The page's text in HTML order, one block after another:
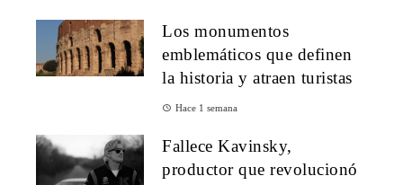
Los monumentos
emblemáticos que definen
la historia y atraen turistas
Hace 1 semana
Fallece Kavinsky,
productor que revolucionó